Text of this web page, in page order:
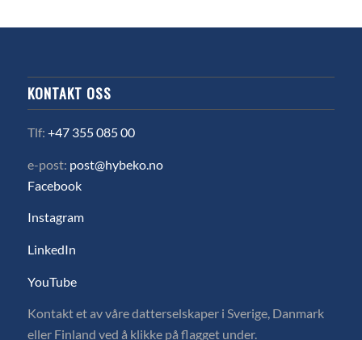
KONTAKT OSS
Tlf: +47 355 085 00
e-post: post@hybeko.no
Facebook
Instagram
LinkedIn
YouTube
Kontakt et av våre datterselskaper i Sverige, Danmark
eller Finland ved å klikke på flagget under.